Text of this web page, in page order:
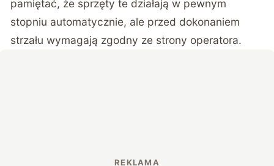
pamiętać, że sprzęty te działają w pewnym
stopniu automatycznie, ale przed dokonaniem
strzału wymagają zgodny ze strony operatora.